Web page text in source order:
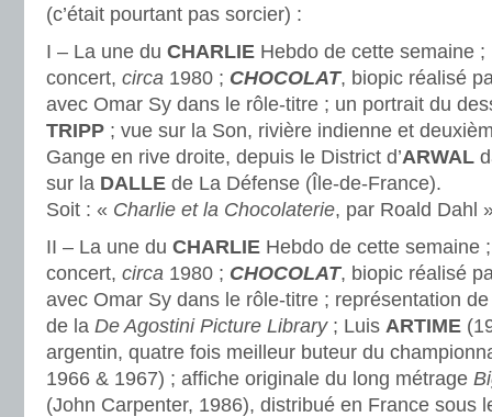
(c’était pourtant pas sorcier) :
I – La une du CHARLIE Hebdo de cette semaine ;
concert, circa 1980 ; CHOCOLAT, biopic réalisé
avec Omar Sy dans le rôle-titre ; un portrait du
TRIPP ; vue sur la Son, rivière indienne et
Gange en rive droite, depuis le District d’ARWAL
sur la DALLE de La Défense (Île-de-France).
Soit : « Charlie et la Chocolaterie, par Roald Dahl
II – La une du CHARLIE Hebdo de cette semaine
concert, circa 1980 ; CHOCOLAT, biopic réalisé
avec Omar Sy dans le rôle-titre ; représentation
de la De Agostini Picture Library; Luis ARTIME
argentin, quatre fois meilleur buteur du
1966 & 1967) ; affiche originale du long métrage
(John Carpenter, 1986), distribué en France sous